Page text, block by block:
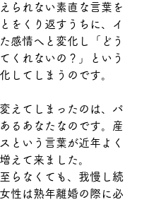
られない素直な言葉を
をくり返すうちに、イ
感情へと変化し「どう
くれないの？」という
してしまうのです。
えてしまったのは、パ
るあなたなのです。産
という言葉が近年よく
えて来ました。
らなくても、我慢し続
性は熟年離婚の際に必